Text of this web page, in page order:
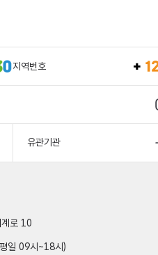
지역번호
유관기관
로 10
일 09시~18시)